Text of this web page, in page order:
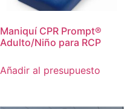
Maniquí CPR Prompt®
Adulto/Niño para RCP
Añadir al presupuesto